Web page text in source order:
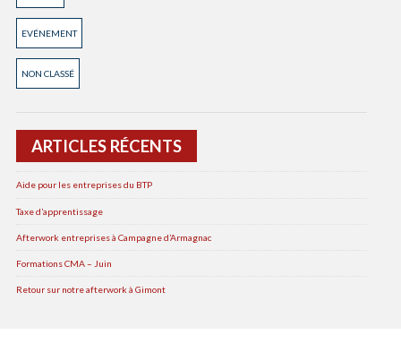
EVÉNEMENT
NON CLASSÉ
ARTICLES RÉCENTS
Aide pour les entreprises du BTP
Taxe d’apprentissage
Afterwork entreprises à Campagne d’Armagnac
Formations CMA – Juin
Retour sur notre afterwork à Gimont